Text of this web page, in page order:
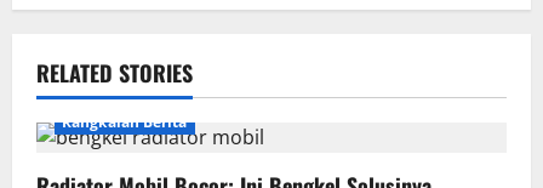
a
v
RELATED STORIES
Rangkaian Berita